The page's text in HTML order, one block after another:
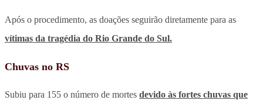
Após o procedimento, as doações seguirão diretamente para as
vítimas da tragédia do Rio Grande do Sul.
Chuvas no RS
Subiu para 155 o número de mortes devido às fortes chuvas que